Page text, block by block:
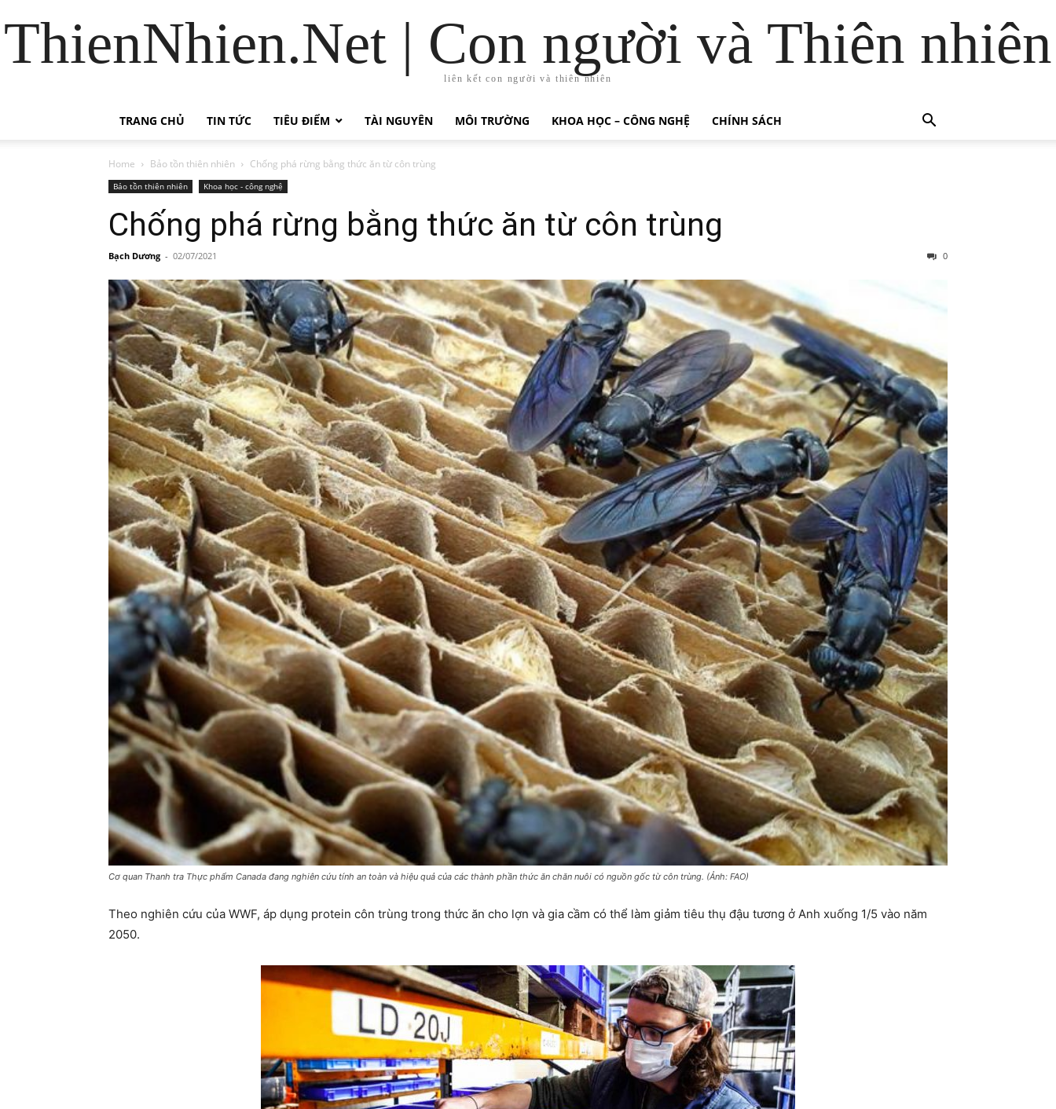
ThienNhien.Net | Con người và Thiên nhiên
liên kết con người và thiên nhiên
TRANG CHỦ TIN TỨC TIÊU ĐIỂM TÀI NGUYÊN MÔI TRƯỜNG KHOA HỌC – CÔNG NGHỆ CHÍNH SÁCH
Home Bảo tồn thiên nhiên Chống phá rừng bằng thức ăn từ côn trùng
Bảo tồn thiên nhiên Khoa học - công nghệ
Chống phá rừng bằng thức ăn từ côn trùng
Bạch Dương - 02/07/2021 0
Cơ quan Thanh tra Thực phẩm Canada đang nghiên cứu tính an toàn và hiệu quả của các thành phần thức ăn chăn nuôi có nguồn gốc từ côn trùng. (Ảnh: FAO)
Theo nghiên cứu của WWF, áp dụng protein côn trùng trong thức ăn cho lợn và gia cầm có thể làm giảm tiêu thụ đậu tương ở Anh xuống 1/5 vào năm
2050.